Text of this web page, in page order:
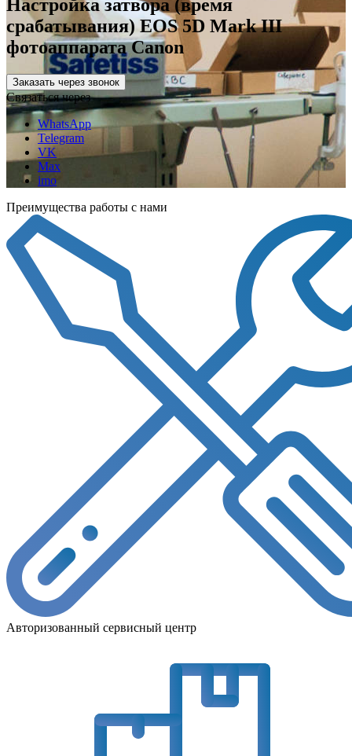
Настройка затвора (время
срабатывания) EOS 5D Mark III
фотоаппарата Canon
Заказать через звонок
Связаться через
WhatsApp
Telegram
VK
Max
imo
Преимущества работы с нами
Авторизованный сервисный центр